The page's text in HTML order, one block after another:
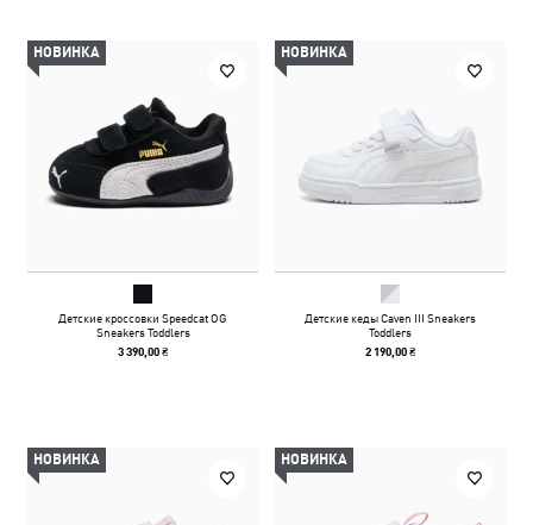
НОВИНКА
Детские кроссовки Speedcat OG
Sneakers Toddlers
3 390,00 ₴
НОВИНКА
Детские кеды Caven III Sneakers
Toddlers
2 190,00 ₴
НОВИНКА НОВИНКА